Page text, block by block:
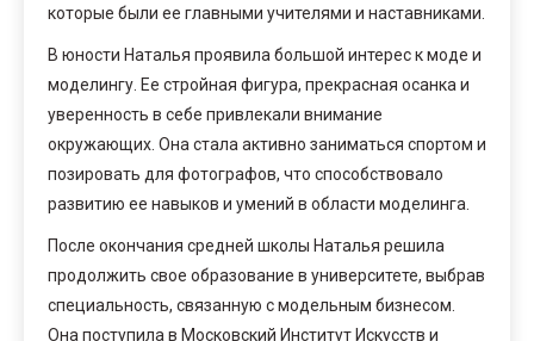
которые были ее главными учителями и наставниками.
В юности Наталья проявила большой интерес к моде и
моделингу. Ее стройная фигура, прекрасная осанка и
уверенность в себе привлекали внимание
окружающих. Она стала активно заниматься спортом и
позировать для фотографов, что способствовало
развитию ее навыков и умений в области моделинга.
После окончания средней школы Наталья решила
продолжить свое образование в университете, выбрав
специальность, связанную с модельным бизнесом.
Она поступила в Московский Институт Искусств и